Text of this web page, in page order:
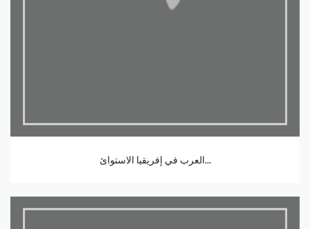
العرب في إفريقيا الاستوائ...